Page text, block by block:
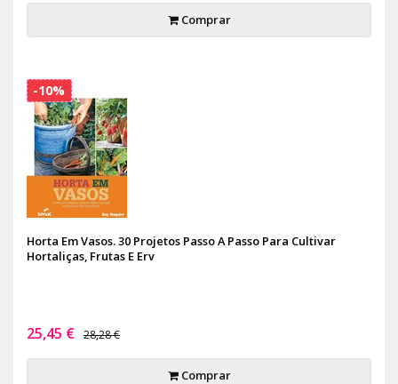
Comprar
Horta Em Vasos. 30 Projetos Passo A Passo Para Cultivar
Hortaliças, Frutas E Erv
25,45 € 28,28 €
Comprar
-10%